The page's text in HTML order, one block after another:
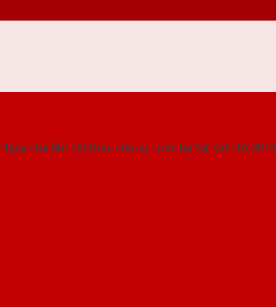
nhà tắm lõi thép chống nước tại Sài Gòn từ 2010